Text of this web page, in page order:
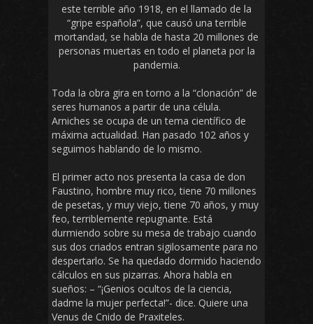
este terrible año 1918, en el llamado de la
“gripe española”, que causó una terrible
mortandad, se habla de hasta 20 millones de
personas muertas en todo el planeta por la
pandemia.
Toda la obra gira en torno a la “clonación” de
seres humanos a partir de una célula.
Arniches se ocupa de un tema científico de
máxima actualidad. Han pasado 102 años y
seguimos hablando de lo mismo.
El primer acto nos presenta la casa de don
Faustino, hombre muy rico, tiene 70 millones
de pesetas, y muy viejo, tiene 70 años, y muy
feo, terriblemente repugnante. Está
durmiendo sobre su mesa de trabajo cuando
sus dos criados entran sigilosamente para no
despertarlo. Se ha quedado dormido haciendo
cálculos en sus pizarras. Ahora habla en
sueños: – “¡Genios ocultos de la ciencia,
dadme la mujer perfecta!”- dice. Quiere una
Venus de Cnido de Praxiteles.